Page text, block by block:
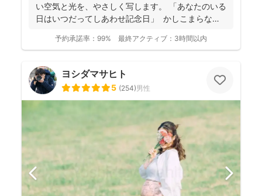
い空気と光を、やさしく写します。 「あなたのいる
日はいつだってしあわせ記念日」 かしこまらなく
予約承諾率： 99% 最終アクティブ： 3時間以内
ヨシダマサヒト
5 (254)男性